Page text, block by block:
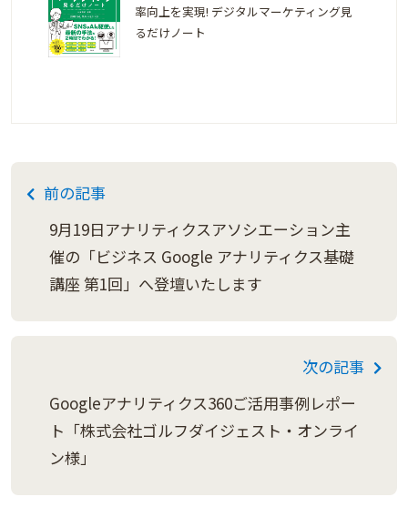
率向上を実現! デジタルマーケティング見
るだけノート
前の記事
9月19日アナリティクスアソシエーション主
催の「ビジネス Google アナリティクス基礎
講座 第1回」へ登壇いたします
次の記事
Googleアナリティクス360ご活用事例レポー
ト「株式会社ゴルフダイジェスト・オンライ
ン様」